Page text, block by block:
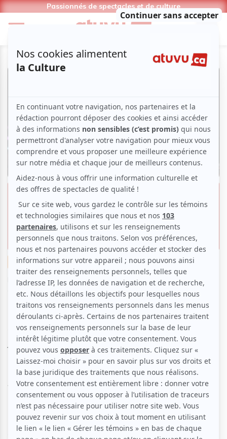
Passionnés de spectacles et de culture
«Janette» au Théâtre Duceppe |
Touchante, de génération en
génération
Critiques
Théâtre
ParJuliette Perron| 16 avril 2025 | Photo : Danny Taillon |
Contenu original
Le soir du mardi 15 avril marquait la première de la
pièceJanette,présentée au Théâtre Duceppe
jusqu’au 17 mai. Écrite par l'auteure Rebecca
Deraspe à travers des conversations avec Janette
Bertrand, cette pièce ressasse l’incroyable vie de
Janette, qui a su, et qui continue d’ailleurs, à marquer
le Québec grâce à sa fougue, son féminisme et son
ouverture d’esprit. Portée par le monument qu'est la
comédienne Guylaine Tremblay, qui ne quitte pas la
scène une seule fois de toute la durée de l’œuvre